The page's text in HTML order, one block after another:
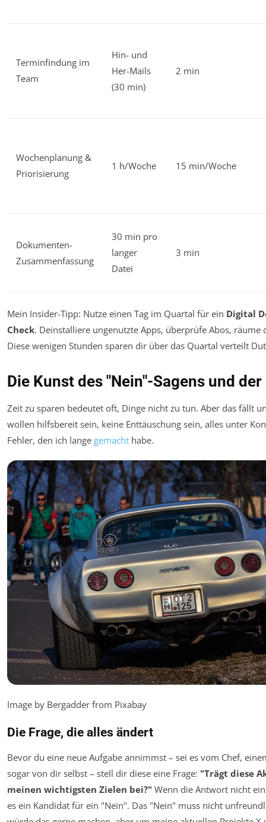
Terminfindung im
Team
Hin- und
Her-Mails
(30 min)
2 min
Wochenplanung &
Priorisierung
1 h/Woche 15 min/Woche
Dokumenten-
Zusammenfassung
30 min pro
langer
Datei
3 min
Mein Insider-Tipp: Nutze einen Tag im Quartal für ein Digital
Check. Deinstalliere ungenutzte Apps, überprüfe Abos, räume
Diese wenigen Stunden sparen dir über das Quartal verteilt
Die Kunst des "Nein"-Sagens und
Zeit zu sparen bedeutet oft, Dinge nicht zu tun. Aber das fällt
wollen hilfsbereit sein, keine Enttäuschung sein, alles unter
Fehler, den ich lange gemacht habe.
Image by Bergadder from Pixabay
Die Frage, die alles ändert
Bevor du eine neue Aufgabe annimmst – sei es vom Chef,
sogar von dir selbst – stell dir diese eine Frage: "Trägt diese
meinen wichtigsten Zielen bei?" Wenn die Antwort nicht
es ein Kandidat für ein "Nein". Das "Nein" muss nicht